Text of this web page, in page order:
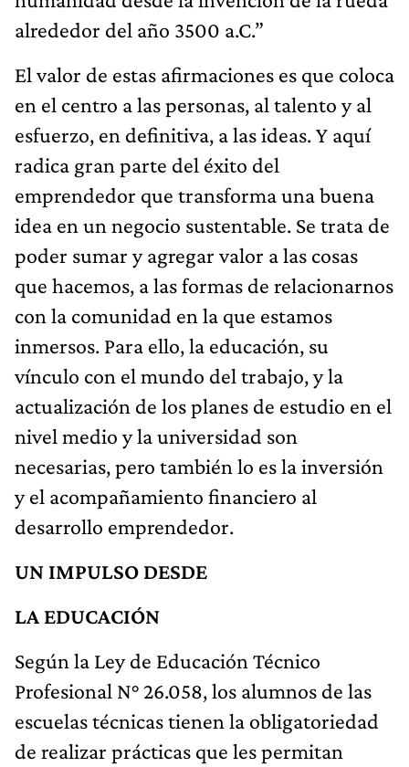
alrededor del año 3500 a.C.”
El valor de estas afirmaciones es que coloca
en el centro a las personas, al talento y al
esfuerzo, en definitiva, a las ideas. Y aquí
radica gran parte del éxito del
emprendedor que transforma una buena
idea en un negocio sustentable. Se trata de
poder sumar y agregar valor a las cosas
que hacemos, a las formas de relacionarnos
con la comunidad en la que estamos
inmersos. Para ello, la educación, su
vínculo con el mundo del trabajo, y la
actualización de los planes de estudio en el
nivel medio y la universidad son
necesarias, pero también lo es la inversión
y el acompañamiento financiero al
desarrollo emprendedor.
UN IMPULSO DESDE
LA EDUCACIÓN
Según la Ley de Educación Técnico
Profesional N° 26.058, los alumnos de las
escuelas técnicas tienen la obligatoriedad
de realizar prácticas que les permitan